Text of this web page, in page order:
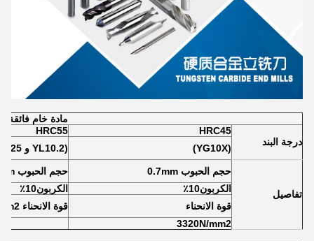
مادة خام فائقة
درجة البند
HRC45
HRC55
(YG10X)
(YL10.2 و WF25)
تفاصيل
حجم الحبوب 0.7mm
حجم الحبوب 0.6mm
الكربون10٪
الكربون10٪
قوة الانحناء
قوة الانحناء 4000N/mm2
3320N/mm2